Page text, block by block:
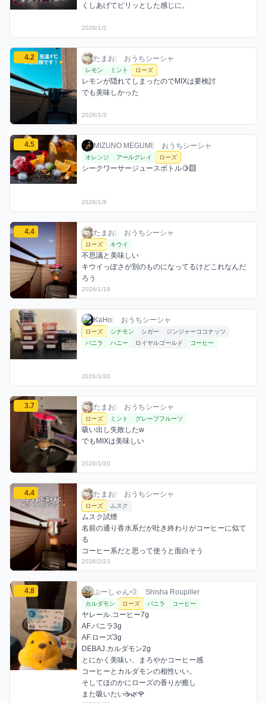
くしあげてピリッとした感じに。
2026/1/2
たまおのローズミックスを見る
4.2 たまお / おうちシーシャ / 2026年1月3日
たまお| おうちシーシャ
利用フレーバー
レモン ミント ローズ
コメント
レモンが隠れてしまったのでMIXは要検討
でも美味しかった
評価
2026/1/3
MIZUNO MEGUMIのローズミックスを見る
4.5 MIZUNO MEGUMI / おうちシーシャ / 2026
MIZUNO MEGUMI| おうちシーシャ
利用フレーバー
オレンジ アールグレイ ローズ
コメント
シークワーサージュースボトル🍋‍🟩
評価
2026/1/8
たまおのローズミックスを見る
4.4 たまお / おうちシーシャ / 2026年1月19日
たまお| おうちシーシャ
利用フレーバー
ローズ キウイ
コメント
不思議と美味しい
キウイっぽさが別のものになってるけどこれなんだ
ろう
評価
2026/1/19
KaHoのローズミックスを見るKaHo / おうちシーシャ / 2026年1月20日
KaHo| おうちシーシャ
利用フレーバー
ローズ シナモン シガー
ジンジャーココナッツ
バニラ
ハニー ロイヤルゴールド コーヒー
2026/1/20
たまおのローズミックスを見る
3.7 たまお / おうちシーシャ / 2026年1月20日
たまお| おうちシーシャ
利用フレーバー
ローズ ミント グレープフルーツ
コメント
吸い出し失敗したw
でもMIXは美味しい
評価
2026/1/20
たまおのローズミックスを見る
4.4 たまお / おうちシーシャ / 2026年2月23日
たまお| おうちシーシャ
利用フレーバー
ローズ ムスク
コメント
ムスク試煙
名前の通り香水系だが吐き終わりがコーヒーに似て
る
コーヒー系だと思って使うと面白そう
評価
2026/2/23
ぷーしゃん💨のローズミックスを見る
4.8 ぷーしゃん💨 / お店シーシャ / 2026年2月
ぷーしゃん💨| Shisha Roupiller
利用フレーバー
カルダモン ローズ バニラ コーヒー
コメント
ヤレール.コーヒー7g
AF.バニラ3g
AF.ローズ3g
DEBAJ.カルダモン2g
とにかく美味い、まろやかコーヒー感
コーヒーとカルダモンの相性いい。
そしてほのかにローズの香りが癒し
評価